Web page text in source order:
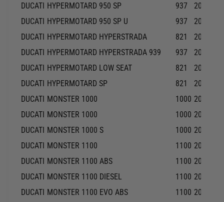
DUCATI HYPERMOTARD 950 SP 937
2019-
DUCATI HYPERMOTARD 950 SP U 937
2019-
DUCATI HYPERMOTARD HYPERSTRADA 821
2013-
DUCATI HYPERMOTARD HYPERSTRADA 939 937
2016-
DUCATI HYPERMOTARD LOW SEAT 821
2015-
DUCATI HYPERMOTARD SP 821
2013-
DUCATI MONSTER 1000 1000 2003-
DUCATI MONSTER 1000 1000 2005-
DUCATI MONSTER 1000 S 1000 2005-
DUCATI MONSTER 1100 1100 2009-
DUCATI MONSTER 1100 ABS 1100 2010-
DUCATI MONSTER 1100 DIESEL 1100 2013-
DUCATI MONSTER 1100 EVO ABS 1100 2012-